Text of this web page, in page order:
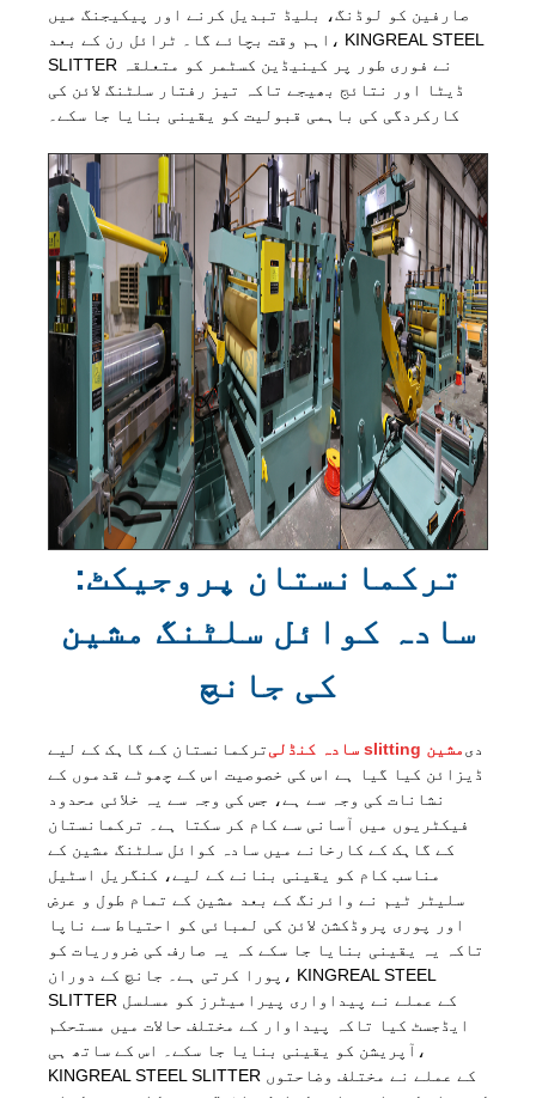
صارفین کو لوڈنگ، بلیڈ تبدیل کرنے اور پیکیجنگ میں
اہم وقت بچائے گا۔ ٹرائل رن کے بعد، KINGREAL STEEL
SLITTER نے فوری طور پر کینیڈین کسٹمر کو متعلقہ
ڈیٹا اور نتائج بھیجے تاکہ تیز رفتار سلٹنگ لائن کی
کارکردگی کی باہمی قبولیت کو یقینی بنایا جا سکے۔
ترکمانستان پروجیکٹ:
سادہ کوائل سلٹنگ مشین
کی جانچ
دیسادہ کنڈلی slitting مشین
ترکمانستان کے گاہک کے لیے
ڈیزائن کیا گیا ہے اس کی خصوصیت اس کے چھوٹے قدموں کے
نشانات کی وجہ سے ہے، جس کی وجہ سے یہ خلائی محدود
فیکٹریوں میں آسانی سے کام کر سکتا ہے۔ ترکمانستان
کے گاہک کے کارخانے میں سادہ کوائل سلٹنگ مشین کے
مناسب کام کو یقینی بنانے کے لیے، کنگریل اسٹیل
سلیٹر ٹیم نے وائرنگ کے بعد مشین کے تمام طول و عرض
اور پوری پروڈکشن لائن کی لمبائی کو احتیاط سے ناپا
تاکہ یہ یقینی بنایا جا سکے کہ یہ صارف کی ضروریات کو
پورا کرتی ہے۔ جانچ کے دوران، KINGREAL STEEL
SLITTER کے عملے نے پیداواری پیرامیٹرز کو مسلسل
ایڈجسٹ کیا تاکہ پیداوار کے مختلف حالات میں مستحکم
آپریشن کو یقینی بنایا جا سکے۔ اس کے ساتھ ہی،
KINGREAL STEEL SLITTER کے عملے نے مختلف وضاحتوں